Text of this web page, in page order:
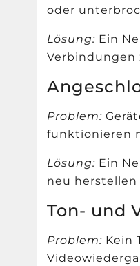
oder
Lösung: Ein
Verbindungen
Problem:
funktionieren
Lösung: Ein
neu herstellen
Ton- und
Problem: Kein